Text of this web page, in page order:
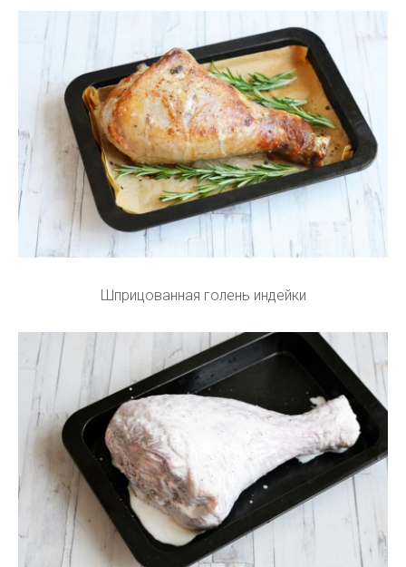
Шприцованная голень индейки